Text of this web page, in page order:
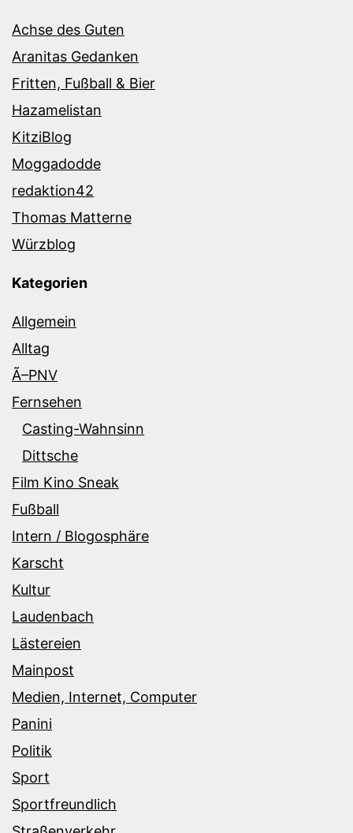
Achse des Guten
Aranitas Gedanken
Fritten, Fußball & Bier
Hazamelistan
KitziBlog
Moggadodde
redaktion42
Thomas Matterne
Würzblog
Kategorien
Allgemein
Alltag
Ã–PNV
Fernsehen
Casting-Wahnsinn
Dittsche
Film Kino Sneak
Fußball
Intern / Blogosphäre
Karscht
Kultur
Laudenbach
Lästereien
Mainpost
Medien, Internet, Computer
Panini
Politik
Sport
Sportfreundlich